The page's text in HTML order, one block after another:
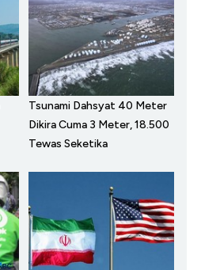
Tsunami Dahsyat 40 Meter
Dikira Cuma 3 Meter, 18.500
Tewas Seketika